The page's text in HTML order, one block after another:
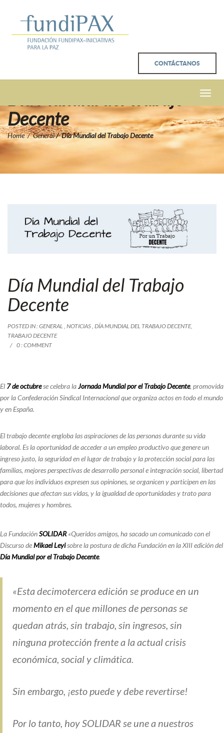
CONTÁCTANOS
Toggle
Decente
Home General Día Mundial del Trabajo Decente
Día Mundial del Trabajo
Decente
POSTED IN :GENERAL NOTICIAS DÍA MUNDIAL DEL TRABAJO DECENTE,
TRABAJO DECENTE
0 : COMMENT
El 7 de octubrese celebra laJornada Mundial por el Trabajo Decente, promovida
por la Confederación Sindical Internacional que organiza actos en todo el mundo
y en España.
El trabajo decente engloba lasaspiraciones de las personas durante su vida
laboral. Es la oportunidad de acceder a un empleo productivo que genere un
ingreso justo, la seguridad en el lugar de trabajo y la protección social para las
familias, mejores perspectivas de desarrollo personal e integración social, libertad
para que los individuos expresen sus opiniones, se organicen y participen en las
decisiones que afectan sus vidas, y la igualdad de oportunidades y trato para
todos, mujeres y hombres.
La FundaciónSOLIDAR«Queridos amigos, ha sacado un comunicado con el
Discurso deMikael Leyisobre la postura de dicha Fundación en la XIII edición del
Día Mundial por el Trabajo Decente.
«Esta decimotercera edición se produce en un
momento en el que millones de personas se
quedan atrás, sin trabajo, sin ingresos, sin
ninguna protección frente a la actual crisis
económica, social y climática.
Sin embargo, ¡esto puede y debe revertirse!
Por lo tanto, hoy SOLIDAR se une a nuestros